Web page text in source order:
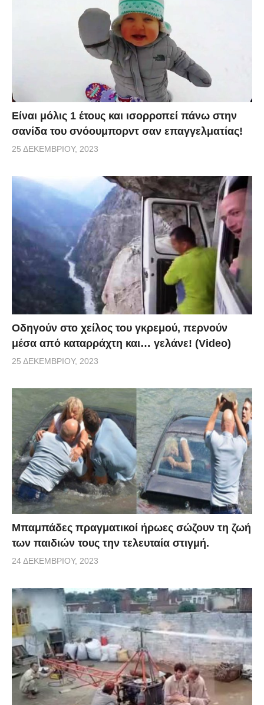
Είναι μόλις 1 έτους και ισορροπεί πάνω στην
σανίδα του σνόουμπορντ σαν επαγγελματίας!
25 ΔΕΚΕΜΒΡΊΟΥ, 2023
Οδηγούν στο χείλος του γκρεμού, περνούν
μέσα από καταρράχτη και… γελάνε! (Video)
25 ΔΕΚΕΜΒΡΊΟΥ, 2023
Μπαμπάδες πραγματικοί ήρωες σώζουν τη ζωή
των παιδιών τους την τελευταία στιγμή.
24 ΔΕΚΕΜΒΡΊΟΥ, 2023